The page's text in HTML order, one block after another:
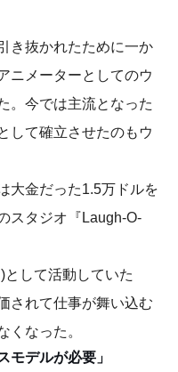
き抜かれたために一か
ニメーターとしてのウ
。今では主流となった
して確立させたのもウ
大金だった1.5万ドルを
スタジオ『Laugh-O-
して活動していた
されて仕事が舞い込む
くなった。
モデルが必要」